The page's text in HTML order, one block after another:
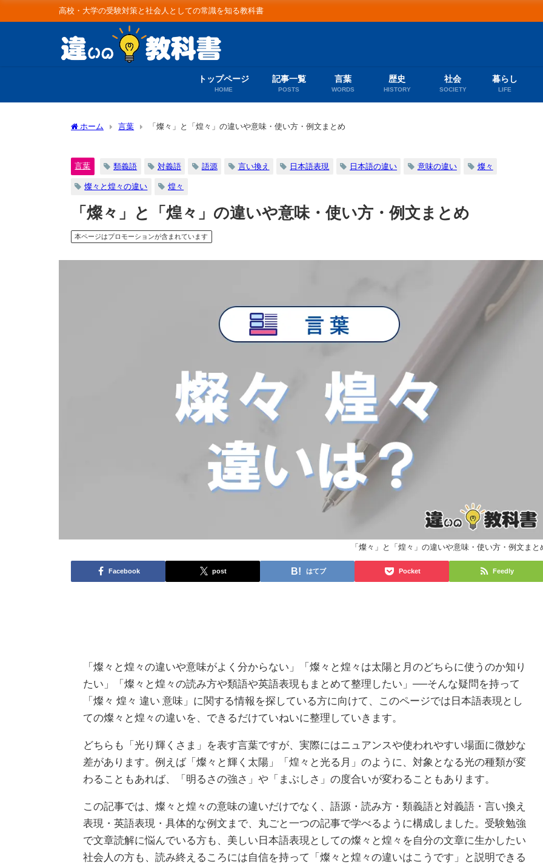
高校・大学の受験対策と社会人としての常識を知る教科書
トップページ
HOME
記事一覧
POSTS
言葉
WORDS
歴史
HISTORY
社会
SOCIETY
暮らし
LIFE
ホーム 言葉 「燦々」と「煌々」の違いや意味・使い方・例文まとめ
言葉 類義語 対義語 語源 言い換え 日本語表現 日本語の違い 意味の違い 燦々
燦々と煌々の違い 煌々
「燦々」と「煌々」の違いや意味・使い方・例文まとめ
本ページはプロモーションが含まれています
「燦々」と「煌々」の違いや意味・使い方・例文まと
Facebook post はてブ Pocket Feedly
「燦々と煌々の違いや意味がよく分からない」「燦々と煌々は太陽と月のどちらに使うのか知り
たい」「燦々と煌々の読み方や類語や英語表現もまとめて整理したい」──そんな疑問を持って
「燦々 煌々 違い 意味」に関する情報を探している方に向けて、このページでは日本語表現とし
ての燦々と煌々の違いを、できるだけていねいに整理していきます。
どちらも「光り輝くさま」を表す言葉ですが、実際にはニュアンスや使われやすい場面に微妙な
差があります。例えば「燦々と輝く太陽」「煌々と光る月」のように、対象となる光の種類が変
わることもあれば、「明るさの強さ」や「まぶしさ」の度合いが変わることもあります。
この記事では、燦々と煌々の意味の違いだけでなく、語源・読み方・類義語と対義語・言い換え
表現・英語表現・具体的な例文まで、丸ごと一つの記事で学べるように構成しました。受験勉強
で文章読解に悩んでいる方も、美しい日本語表現としての燦々と煌々を自分の文章に生かしたい
社会人の方も、読み終えるころには自信を持って「燦々と煌々の違いはこうです」と説明できる